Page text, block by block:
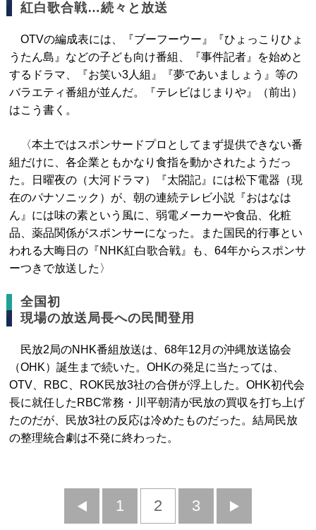
紅白歌合戦…続々と放送
OTVの編成表には、『ブーフーウー』『ひょっこりひょ
うたん島』などの子ども向け番組、『事件記者』を始めと
するドラマ、『お笑い3人組』『夢であいましょう』等の
バラエティ番組が並んだ。『テレビはじまりや』（前出）
はこう書く。
〈本土ではスポンサードプロとしてまず提供できない番
組だけに、各企業ともかなり食指を動かされたようだっ
た。日曜夜の（大河ドラマ）『太閤記』には松下電器（現
在のパナソニック）が、朝の連続テレビ小説『おはなは
ん』には味の素という風に、弱電メーカーや食品、化粧
品、薬品関係がスポンサーになった。また国民的行事とい
われる大晦日の『NHK紅白歌合戦』も、64年からスポンサ
ーつきで放送した〉
全国初
現場の放送局長への民間登用
民放2局のNHK番組放送は、68年12月の沖縄放送協会
（OHK）誕生まで続いた。OHKの発足に当たっては、
OTV、RBC、ROK民放3社の合併が浮上した。OHK初代会
長に就任したRBC常務・川平朝清が民放の買収を打ち上げ
たのだが、民放3社の反応は冷めたものだった。結局民放
の整理統合劇は不発に終わった。
前
1 2 3